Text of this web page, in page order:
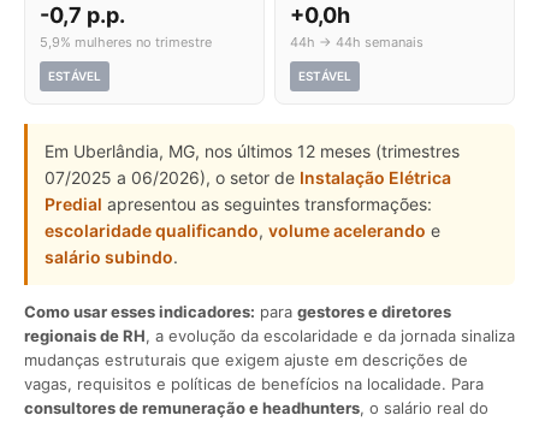
-0,7 p.p.
5,9% mulheres no trimestre
ESTÁVEL
+0,0h
44h → 44h semanais
ESTÁVEL
Em Uberlândia, MG, nos últimos 12 meses (trimestres
07/2025 a 06/2026), o setor de Instalação Elétrica
Predial apresentou as seguintes transformações:
escolaridade qualificando, volume acelerando e
salário subindo.
Como usar esses indicadores: para gestores e diretores
regionais de RH, a evolução da escolaridade e da jornada sinaliza
mudanças estruturais que exigem ajuste em descrições de
vagas, requisitos e políticas de benefícios na localidade. Para
consultores de remuneração e headhunters, o salário real do